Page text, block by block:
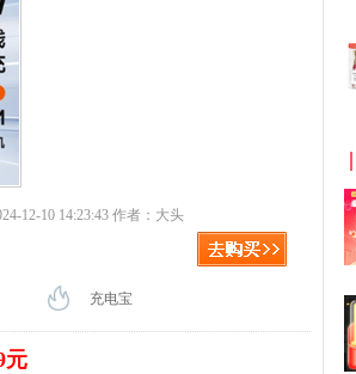
12-10 14:23:43 作者：大头
充电宝
元